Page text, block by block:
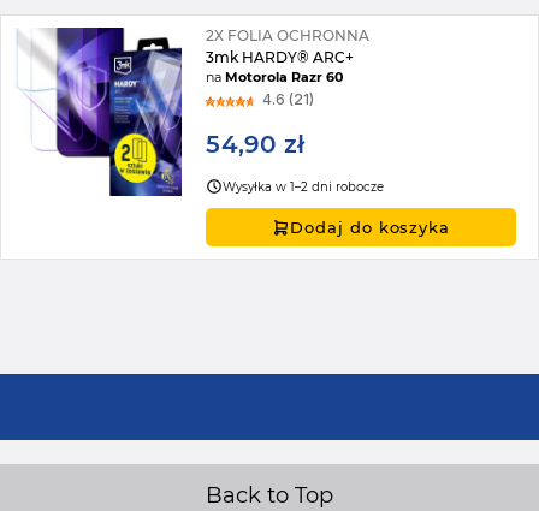
2X FOLIA OCHRONNA
3mk HARDY® ARC+
naMotorola Razr 60
4.6 (21)
54,90 zł
Wysyłka w 1–2 dni robocze
Dodaj do koszyka
Back to Top